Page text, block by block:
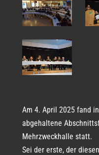
Am 4. April 2025 fand
abgehaltene
Mehrzweckhalle statt.
Sei der erste, der